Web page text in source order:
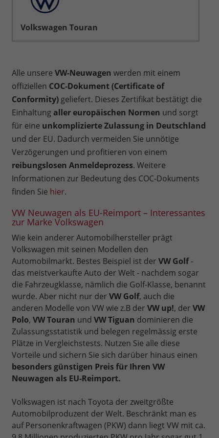
Volkswagen Touran
Alle unsere VW-Neuwagen werden mit einem
offiziellen COC-Dokument (Certificate of
Conformity) geliefert. Dieses Zertifikat bestätigt die
Einhaltung aller europäischen Normen und sorgt
für eine unkomplizierte Zulassung in Deutschland
und der EU. Dadurch vermeiden Sie unnötige
Verzögerungen und profitieren von einem
reibungslosen Anmeldeprozess. Weitere
Informationen zur Bedeutung des COC-Dokuments
finden Sie hier.
VW Neuwagen als EU-Reimport – Interessantes
zur Marke Volkswagen
Wie kein anderer Automobilhersteller prägt
Volkswagen mit seinen Modellen den
Automobilmarkt. Bestes Beispiel ist der VW Golf-
das meistverkaufte Auto der Welt - nachdem sogar
die Fahrzeugklasse, nämlich die Golf-Klasse, benannt
wurde. Aber nicht nur der VW Golf, auch die
anderen Modelle von VW wie z.B der VW up!, der VW
Polo, VW Touran und VW Tiguan dominieren die
Zulassungsstatistik und belegen regelmässig erste
Plätze in Vergleichstests. Nutzen Sie alle diese
Vorteile und sichern Sie sich darüber hinaus einen
besonders günstigen Preis für Ihren VW
Neuwagen als EU-Reimport.
Volkswagen ist nach Toyota der zweitgrößte
Automobilproduzent der Welt. Beschränkt man es
auf Personenkraftwagen (PKW) dann liegt VW mit ca.